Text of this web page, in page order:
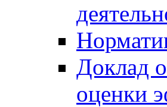
Доклад
оценки